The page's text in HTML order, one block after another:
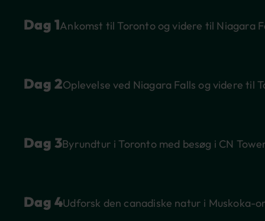
Dag 1Ankomst til Toronto og videre til Niagara
Rejsen til det østlige Canada begynder, og vi lander i
direkte videre til Niagara Falls for overnatning.
Dag 2Oplevelse ved Niagara Falls og videre til
Dagens store oplevelse er en sejltur med Hornblower
befinde dig ansigt til ansigt med de kolossale
Dag 3Byrundtur i Toronto med besøg i CN
Dag 4Udforsk den canadiske natur i Muskoka-